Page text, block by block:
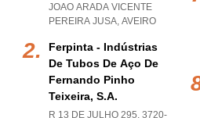
JOAO ARADA VICENTE
PEREIRA JUSA, AVEIRO
Ferpinta - Indústrias
De Tubos De Aço De
Fernando Pinho
Teixeira, S.a.
R 13 DE JULHO 295, 3720-